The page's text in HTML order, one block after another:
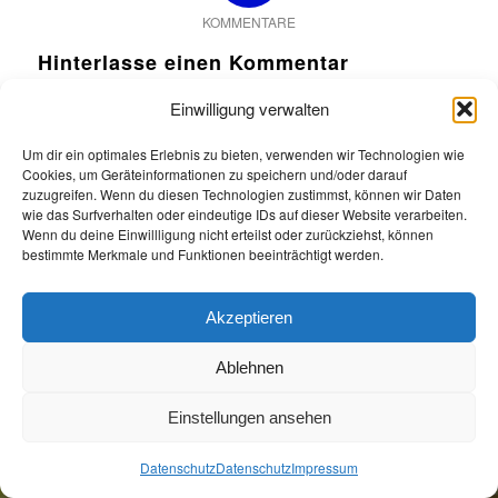
Einwilligung verwalten
Um dir ein optimales Erlebnis zu bieten, verwenden wir Technologien wie
Cookies, um Geräteinformationen zu speichern und/oder darauf
zuzugreifen. Wenn du diesen Technologien zustimmst, können wir Daten
wie das Surfverhalten oder eindeutige IDs auf dieser Website verarbeiten.
Wenn du deine Einwillligung nicht erteilst oder zurückziehst, können
bestimmte Merkmale und Funktionen beeinträchtigt werden.
Akzeptieren
Ablehnen
Einstellungen ansehen
DatenschutzDatenschutzImpressum
KOMMENTARE
Hinterlasse einen Kommentar
An der Diskussion beteiligen?
Hinterlasse uns deinen Kommentar!
Du musstangemeldetsein, um einen Kommentar
abzugeben.